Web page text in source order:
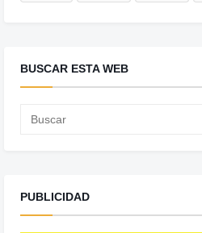
BUSCAR ESTA WEB
PUBLICIDAD